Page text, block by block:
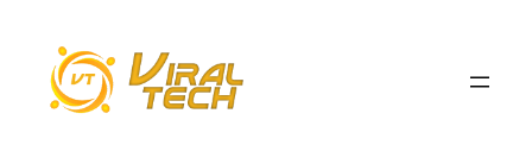
conteúdo